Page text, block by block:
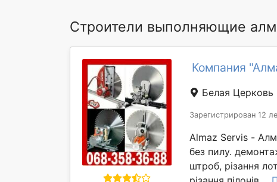
Строители выполняющие
Компания
Белая Церковь
Зарегистрирован 12
Almaz Servis -
без пилу.
штроб, різання